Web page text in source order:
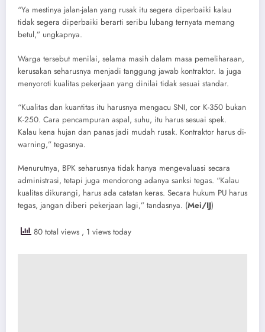
“Ya mestinya jalan-jalan yang rusak itu segera diperbaiki kalau
tidak segera diperbaiki berarti seribu lubang ternyata memang
betul,” ungkapnya.
Warga tersebut menilai, selama masih dalam masa pemeliharaan,
kerusakan seharusnya menjadi tanggung jawab kontraktor. Ia juga
menyoroti kualitas pekerjaan yang dinilai tidak sesuai standar.
“Kualitas dan kuantitas itu harusnya mengacu SNI, cor K-350 bukan
K-250. Cara pencampuran aspal, suhu, itu harus sesuai spek.
Kalau kena hujan dan panas jadi mudah rusak. Kontraktor harus di-
warning,” tegasnya.
Menurutnya, BPK seharusnya tidak hanya mengevaluasi secara
administrasi, tetapi juga mendorong adanya sanksi tegas. “Kalau
kualitas dikurangi, harus ada catatan keras. Secara hukum PU harus
tegas, jangan diberi pekerjaan lagi,” tandasnya. (Mei/IJ)
80 total views , 1 views today